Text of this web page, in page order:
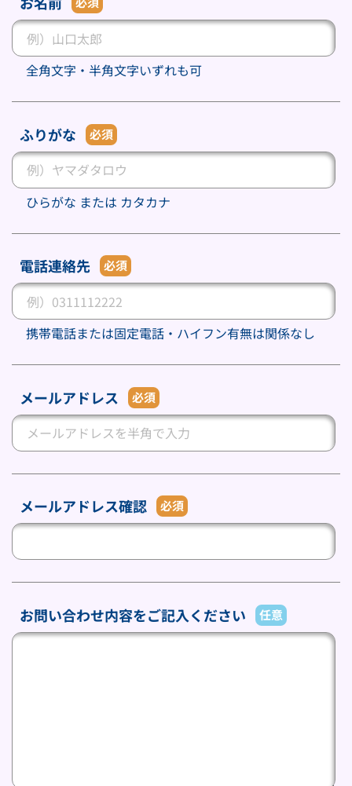
全角文字・半角文字いずれも可
ふりがな 必須
ひらがな または カタカナ
電話連絡先 必須
携帯電話または固定電話・ハイフン有無は関係なし
メールアドレス 必須
メールアドレス確認 必須
お問い合わせ内容をご記入ください 任意